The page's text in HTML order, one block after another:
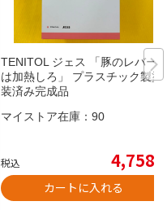
TENITOL ジェス 「豚のレバー
は加熱しろ」 プラスチック製塗
装済み完成品
マイストア在庫： 90
税込 4,758
カートに入れる